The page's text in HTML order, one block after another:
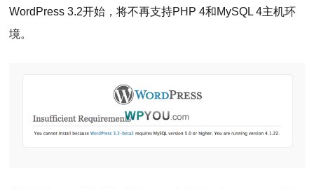
WordPress 3.2开始，将不再支持PHP 4和MySQL 4主机环
境。